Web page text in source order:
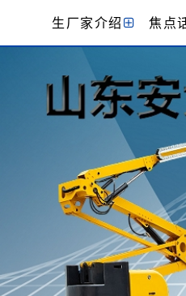
生厂家介绍 焦点